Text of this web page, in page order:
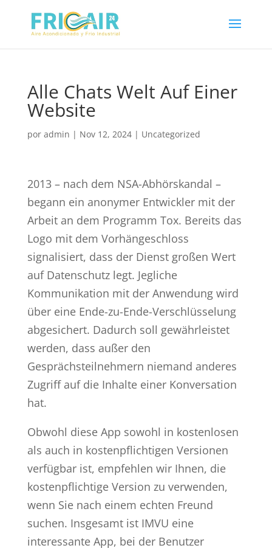
Alle Chats Welt Auf Einer
Website
por admin | Nov 12, 2024| Uncategorized
2013 – nach dem NSA-Abhörskandal –
begann ein anonymer Entwickler mit der
Arbeit an dem Programm Tox. Bereits das
Logo mit dem Vorhängeschloss
signalisiert, dass der Dienst großen Wert
auf Datenschutz legt. Jegliche
Kommunikation mit der Anwendung wird
über eine Ende-zu-Ende-Verschlüsselung
abgesichert. Dadurch soll gewährleistet
werden, dass außer den
Gesprächsteilnehmern niemand anderes
Zugriff auf die Inhalte einer Konversation
hat.
Obwohl diese App sowohl in kostenlosen
als auch in kostenpflichtigen Versionen
verfügbar ist, empfehlen wir Ihnen, die
kostenpflichtige Version zu verwenden,
wenn Sie nach einem echten Freund
suchen. Insgesamt ist IMVU eine
interessante App, bei der Benutzer